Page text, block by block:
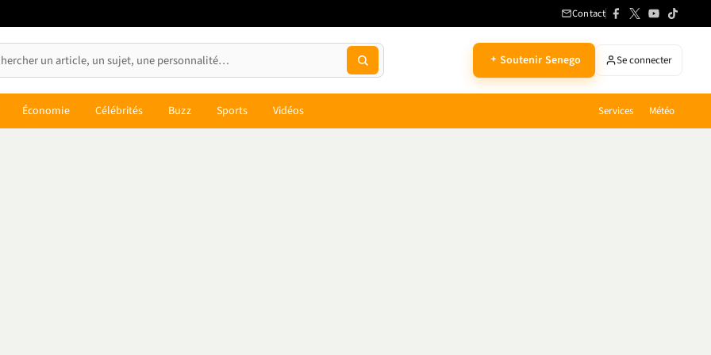
Contact
Soutenir Senego Se connecter
Économie Célébrités Buzz Sports Vidéos Services Météo